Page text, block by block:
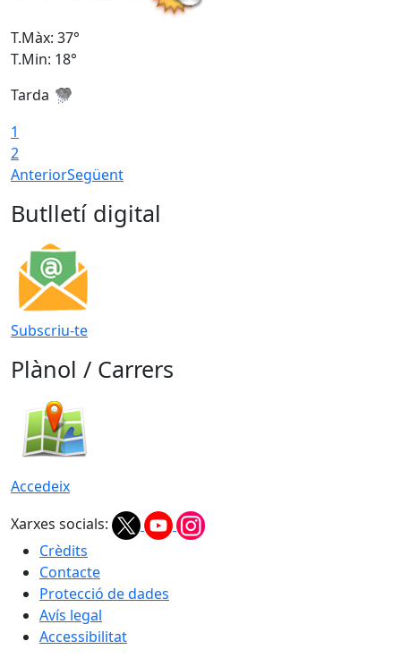
T.Màx: 37°
T.Min: 18°
Tarda
1
2
AnteriorSegüent
Butlletí digital
Subscriu-te
Plànol / Carrers
Accedeix
Xarxes socials:
Crèdits
Contacte
Protecció de dades
Avís legal
Accessibilitat